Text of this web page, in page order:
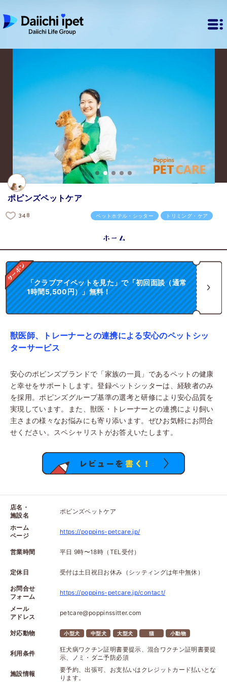
ポピンズペットケア
348 ペットホテル・シッター トリミング・ケア
ホーム
「クラブアイペットを見た」で「初回面談（通常
1時間5,500円）」無料！
獣医師、トレーナーとの連携による安心のペットシッ
ターサービス
安心のポピンズブランドで「家族の一員」であるペットの健康
と幸せをサポートします。登録ペットシッターは、経験者のみ
を採用。ポピンズグループ基準の選考と研修により安心品質を
実現しています。また、獣医・トレーナーとの連携により飼い
主さまの様々なお悩みにも寄り添います。ぜひお気軽にお問合
せください。スペシャリストがお答えいたします。
店名・
施設名
ポピンズペットケア
ホーム
ページ
https://poppins-petcare.jp/
営業時間 平日 9時〜18時（TEL受付）
定休日 受付は土日祝日お休み（シッティングは年中無休）
お問合せ
フォーム
https://poppins-petcare.jp/contact/
メール
アドレス
petcare@poppinssitter.com
対応動物 小型犬 中型犬 大型犬 猫 小動物
利用条件
狂犬病ワクチン証明書要提示、混合ワクチン証明書要提
示、ノミ・ダニ予防必須
施設情報
要予約、出張可、お支払いはクレジットカード払いとな
ります。